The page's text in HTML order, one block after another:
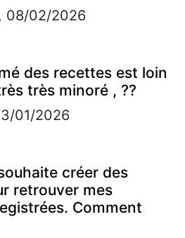
08/02/2026
des recettes est loin
très minoré , ??
01/2026
créer des
retrouver mes
Comment